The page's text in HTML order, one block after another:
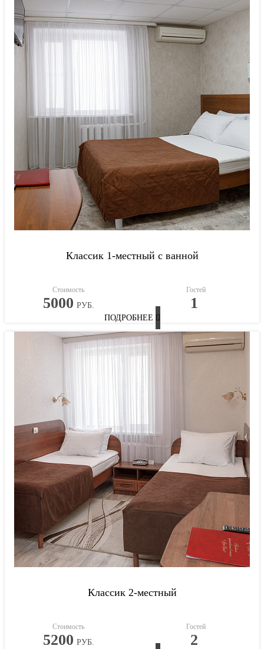
Классик 1-местный с ванной
Стоимость
5000 РУБ.
Гостей
1
ПОДРОБНЕЕ
Классик 2-местный
Стоимость
5200 РУБ.
Гостей
2